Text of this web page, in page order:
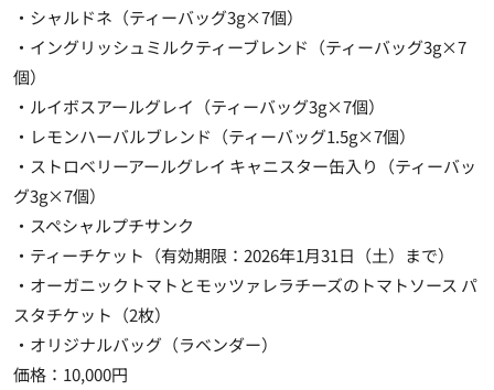
・シャルドネ（ティーバッグ3g×7個）
・イングリッシュミルクティーブレンド（ティーバッグ3g×7
個）
・ルイボスアールグレイ（ティーバッグ3g×7個）
・レモンハーバルブレンド（ティーバッグ1.5g×7個）
・ストロベリーアールグレイ キャニスター缶入り（ティーバッ
グ3g×7個）
・スペシャルプチサンク
・ティーチケット（有効期限：2026年1月31日（土）まで）
・オーガニックトマトとモッツァレラチーズのトマトソース パ
スタチケット（2枚）
・オリジナルバッグ（ラベンダー）
価格：10,000円